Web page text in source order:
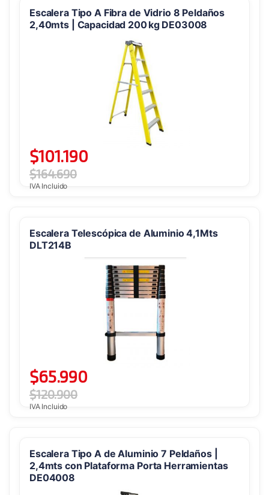
Escalera Tipo A Fibra de Vidrio 8 Peldaños
2,40mts | Capacidad 200 kg DE03008
$101.190
$164.690
IVA Incluido
Escalera Telescópica de Aluminio 4,1Mts
DLT214B
$65.990
$120.900
IVA Incluido
Escalera Tipo A de Aluminio 7 Peldaños |
2,4mts con Plataforma Porta Herramientas
DE04008